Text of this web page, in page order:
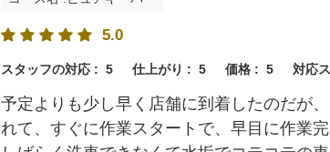
5.0
スタッフの対応 : 5 仕上がり : 5 価格 : 5 対応
予定よりも少し早く店舗に到着したのだが
れて、すぐに作業スタートで、早目に作業完